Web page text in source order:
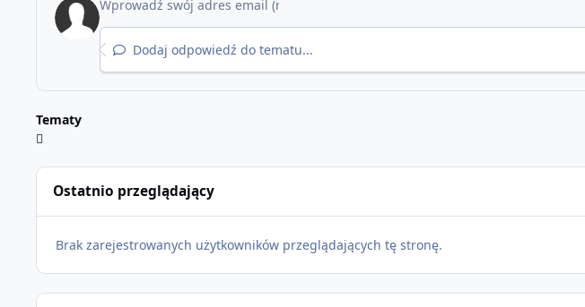
Dodaj odpowiedź do tematu...
Tematy
Ostatnio przeglądający
Brak zarejestrowanych użytkowników przeglądających tę stronę.